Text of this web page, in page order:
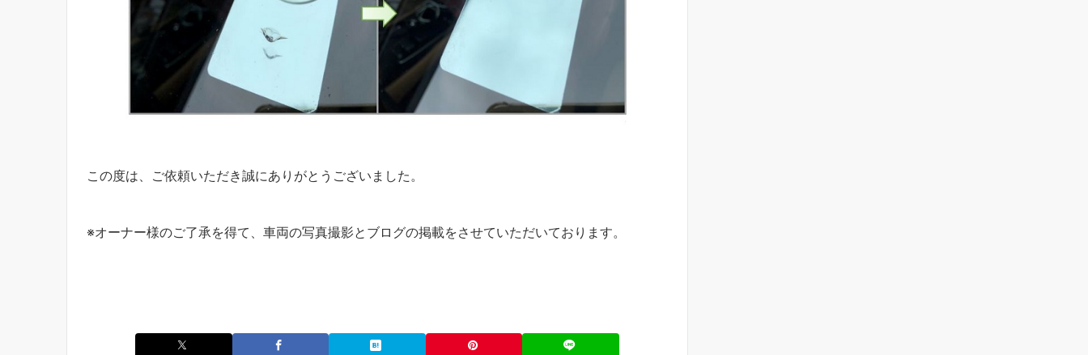
この度は、ご依頼いただき誠にありがとうございました。
※オーナー様のご了承を得て、車両の写真撮影とブログの掲載をさせていただいております。